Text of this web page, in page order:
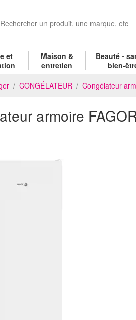
et
Maison &
entretien
Beauté -
bien-
CONGÉLATEUR Congélateur
armoire